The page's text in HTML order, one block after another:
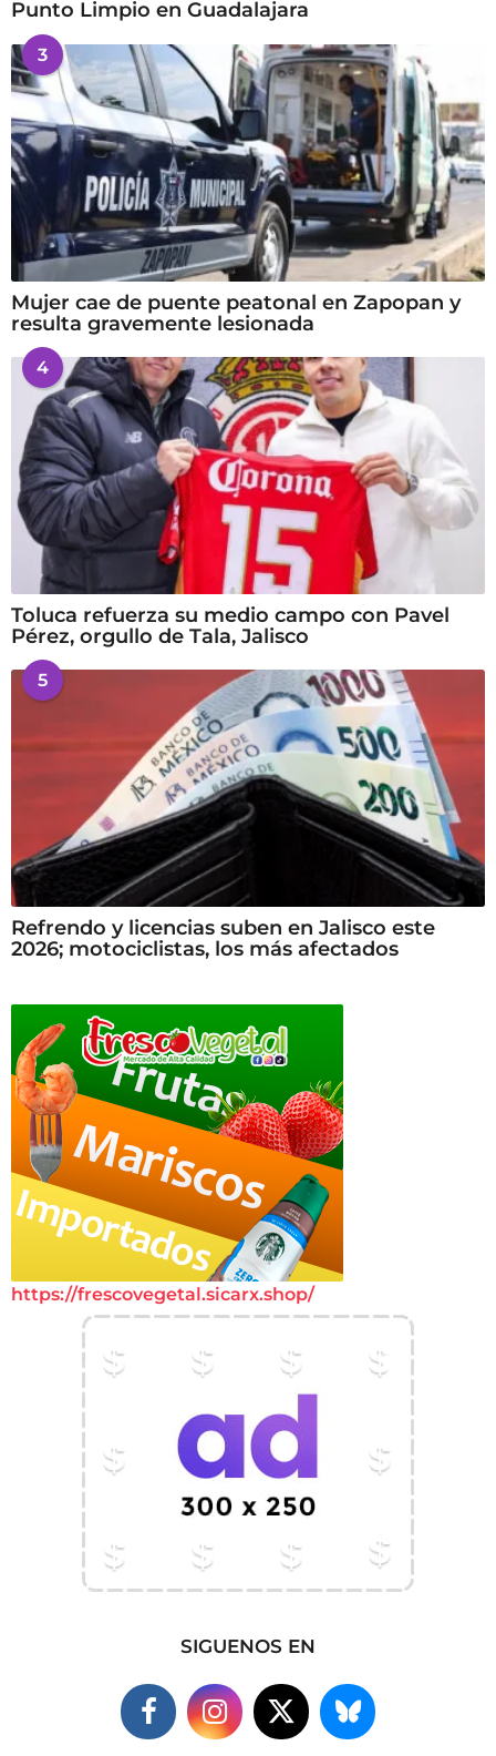
Punto Limpio en Guadalajara
3
Mujer cae de puente peatonal en Zapopan y
resulta gravemente lesionada
4
Toluca refuerza su medio campo con Pavel
Pérez, orgullo de Tala, Jalisco
5
Refrendo y licencias suben en Jalisco este
2026; motociclistas, los más afectados
https://frescovegetal.sicarx.shop/
SIGUENOS EN